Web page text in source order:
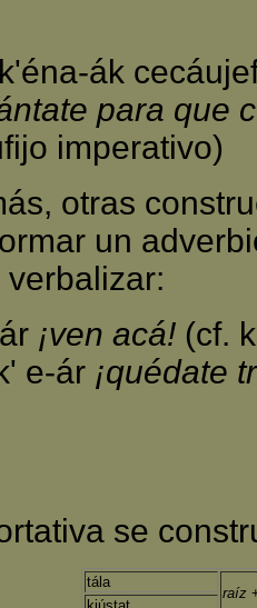
ák
para que
imperativo)
otras
un
¡ven acá!(cf.
e-ár ¡quédate
se
tála
raíz